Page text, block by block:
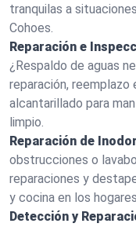
tranquilas a
Cohoes.
Reparación e
¿Respaldo de aguas
reparación, reemplazo
alcantarillado para
limpio.
Reparación de
obstrucciones o
reparaciones y
y cocina en los
Detección y